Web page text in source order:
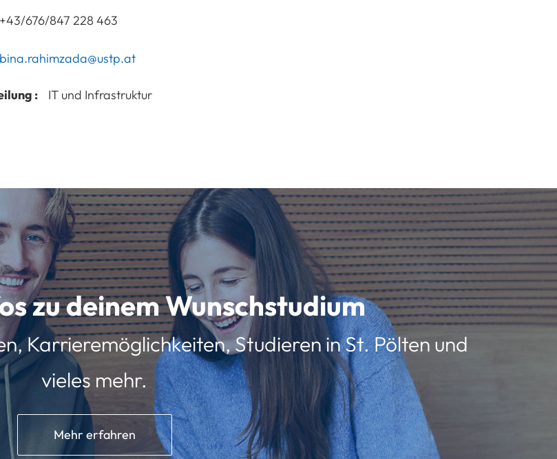
+43/676/847 228 463
: IT und Infrastruktur
zu deinem Wunschstudium
Karrieremöglichkeiten, Studieren in St. Pölten und
vieles mehr.
Mehr erfahren